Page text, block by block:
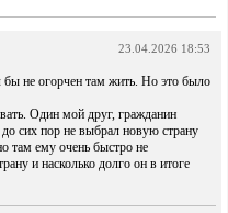
23.04.2026 18:53
не огорчен там жить. Но это было
Один мой друг, гражданин
сих пор не выбрал новую страну
там ему очень быстро не
и насколько долго он в итоге